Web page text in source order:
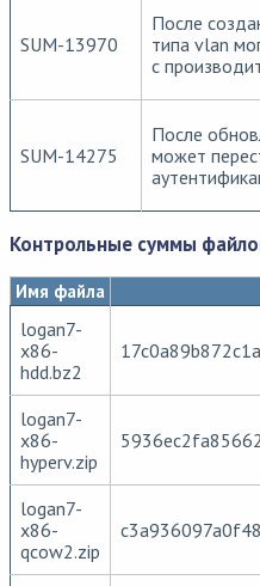
SUM-13970
После
типа vlan
с
SUM-14275
После
может
Контрольные суммы
Имя файла
logan7-
x86-
hdd.bz2
logan7-
x86-
hyperv.zip
logan7-
x86-
qcow2.zip